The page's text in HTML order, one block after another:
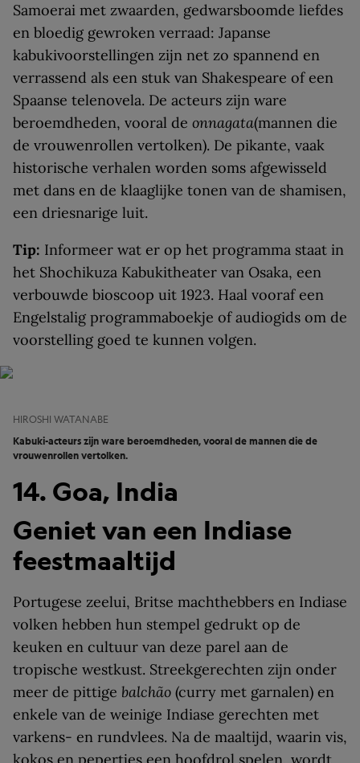
Samoerai met zwaarden, gedwarsboomde liefdes
en bloedig gewroken verraad: Japanse
kabukivoorstellingen zijn net zo spannend en
verrassend als een stuk van Shakespeare of een
Spaanse telenovela. De acteurs zijn ware
beroemdheden, vooral de onnagata(mannen die
de vrouwenrollen vertolken). De pikante, vaak
historische verhalen worden soms afgewisseld
met dans en de klaaglijke tonen van de shamisen,
een driesnarige luit.
Tip: Informeer wat er op het programma staat in
het Shochikuza Kabukitheater van Osaka, een
verbouwde bioscoop uit 1923. Haal vooraf een
Engelstalig programmaboekje of audiogids om de
voorstelling goed te kunnen volgen.
HIROSHI WATANABE
Kabuki-acteurs zijn ware beroemdheden, vooral de mannen die de
vrouwenrollen vertolken.
14. Goa, India
Geniet van een Indiase
feestmaaltijd
Portugese zeelui, Britse machthebbers en Indiase
volken hebben hun stempel gedrukt op de
keuken en cultuur van deze parel aan de
tropische westkust. Streekgerechten zijn onder
meer de pittige balchão (curry met garnalen) en
enkele van de weinige Indiase gerechten met
varkens- en rundvlees. Na de maaltijd, waarin vis,